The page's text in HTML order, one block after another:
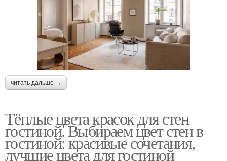
читать дальше →
Тёплые цвета красок для стен
гостиной. Выбираем цвет стен в
гостиной: красивые сочетания,
лучшие цвета для гостиной